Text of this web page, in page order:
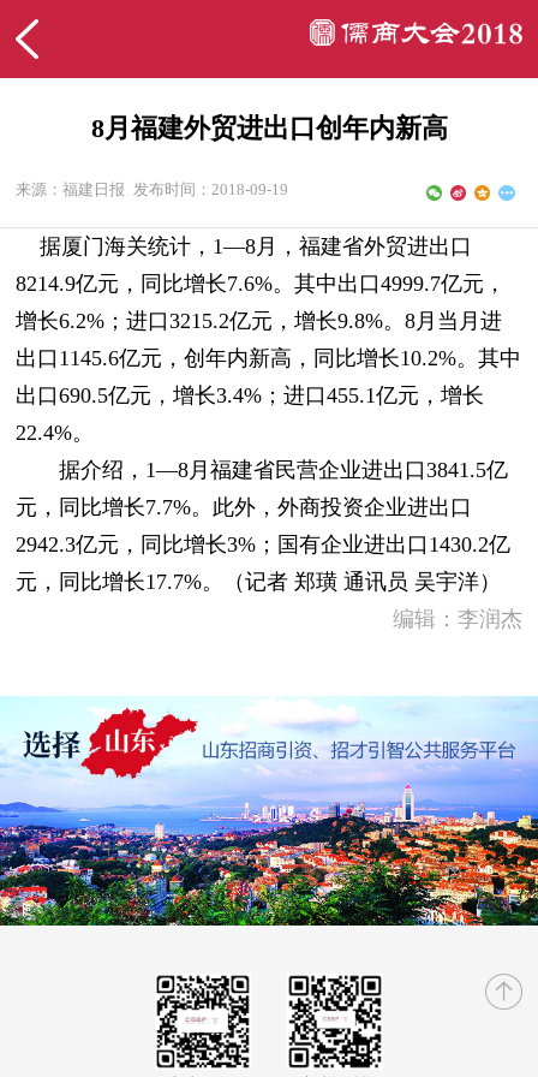
8月福建外贸进出口创年内新高
来源：福建日报 发布时间：2018-09-19
据厦门海关统计，1—8月，福建省外贸进出口
8214.9亿元，同比增长7.6%。其中出口4999.7亿元，
增长6.2%；进口3215.2亿元，增长9.8%。8月当月进
出口1145.6亿元，创年内新高，同比增长10.2%。其中
出口690.5亿元，增长3.4%；进口455.1亿元，增长
22.4%。
据介绍，1—8月福建省民营企业进出口3841.5亿
元，同比增长7.7%。此外，外商投资企业进出口
2942.3亿元，同比增长3%；国有企业进出口1430.2亿
元，同比增长17.7%。（记者 郑璜 通讯员 吴宇洋）
编辑：李润杰